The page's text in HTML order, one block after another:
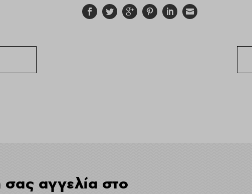
αγγελία στο